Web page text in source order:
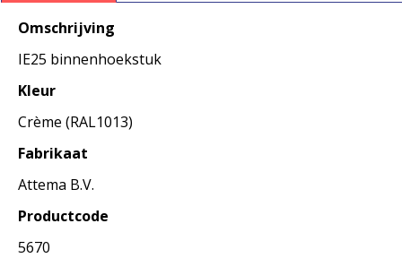
Omschrijving
IE25 binnenhoekstuk
Kleur
Crème (RAL1013)
Fabrikaat
Attema B.V.
Productcode
5670